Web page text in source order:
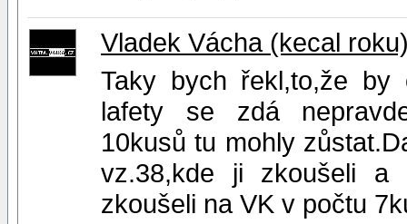
Vladek Vácha (kecal
Taky bych řekl,to,že by
lafety se zdá
10kusů tu mohly
vz.38,kde ji zkoušeli a
zkoušeli na VK v počtu